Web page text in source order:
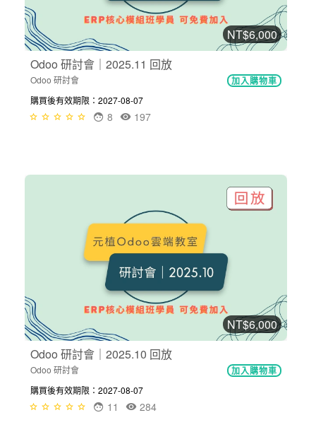
NT$6,000
Odoo 研討會｜2025.11 回放
Odoo 研討會 加入購物車
購買後有效期限：2027-08-07
197
8
NT$6,000
Odoo 研討會｜2025.10 回放
Odoo 研討會 加入購物車
購買後有效期限：2027-08-07
284
11